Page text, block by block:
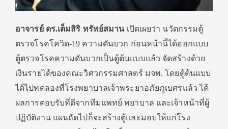
อาจารย์ ดร.เต็มสิริ ทรัพย์สมานเปิดเผยว่า นวัตกรรมตู้
ตรวจโรคโควิด-19 ความดันบวก ก่อนหน้านี้ได้ออกแบบ
ตู้ตรวจโรคความดันบวกเป็นตู้ต้นแบบแล้ว จัดสร้างด้วย
เงินรายได้ของคณะวิศวกรรมศาสตร์ มจพ. โดยตู้ต้นแบบ
ได้ไปทดลองที่โรงพยาบาลเจ้าพระยาอภัยภูเบศรแล้ว ได้
ผลการตอบรับที่ดีจากทีมแพทย์ พยาบาล และเจ้าหน้าที่ผู้
ปฏิบัติงาน แผนถัดไปก็จะสร้างตู้และมอบให้แก่โรง